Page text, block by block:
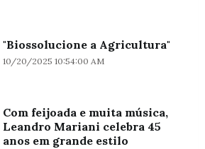
"Biossolucione a Agricultura"
10/20/2025 10:54:00 AM
Com feijoada e muita música,
Leandro Mariani celebra 45
anos em grande estilo